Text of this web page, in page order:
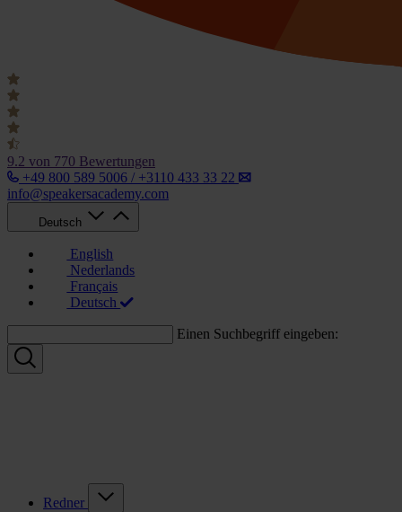
9.2 von 770 Bewertungen
+49 800 589 5006 / +3110 433 33 22
info@speakersacademy.com
Deutsch
English
Nederlands
Français
Deutsch
Einen Suchbegriff eingeben:
Redner